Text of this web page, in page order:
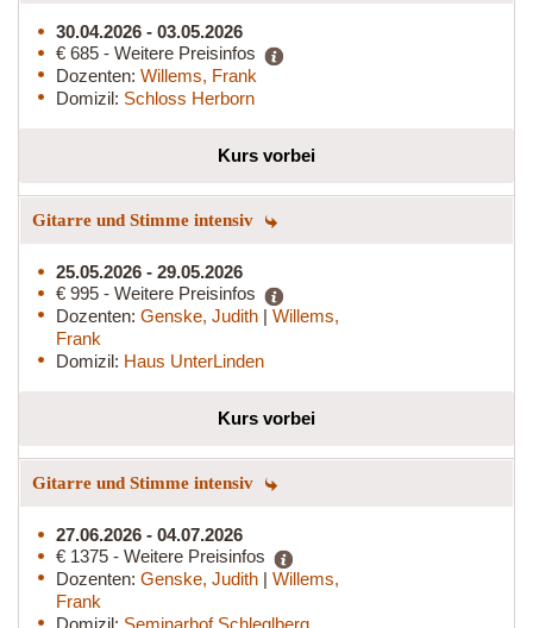
30.04.2026 - 03.05.2026
€ 685 - Weitere Preisinfos
Dozenten: Willems, Frank
Domizil: Schloss Herborn
Kurs vorbei
Gitarre und Stimme intensiv
25.05.2026 - 29.05.2026
€ 995 - Weitere Preisinfos
Dozenten: Genske, Judith | Willems,
Frank
Domizil: Haus UnterLinden
Kurs vorbei
Gitarre und Stimme intensiv
27.06.2026 - 04.07.2026
€ 1375 - Weitere Preisinfos
Dozenten: Genske, Judith | Willems,
Frank
Domizil: Seminarhof Schleglberg